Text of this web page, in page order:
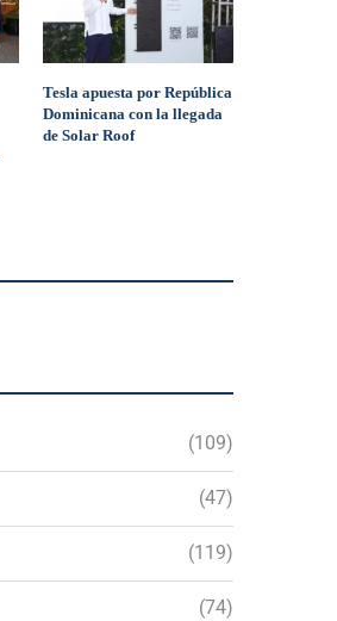
Tesla apuesta por República
Dominicana con la llegada
de Solar Roof
(109)
(47)
(119)
(74)